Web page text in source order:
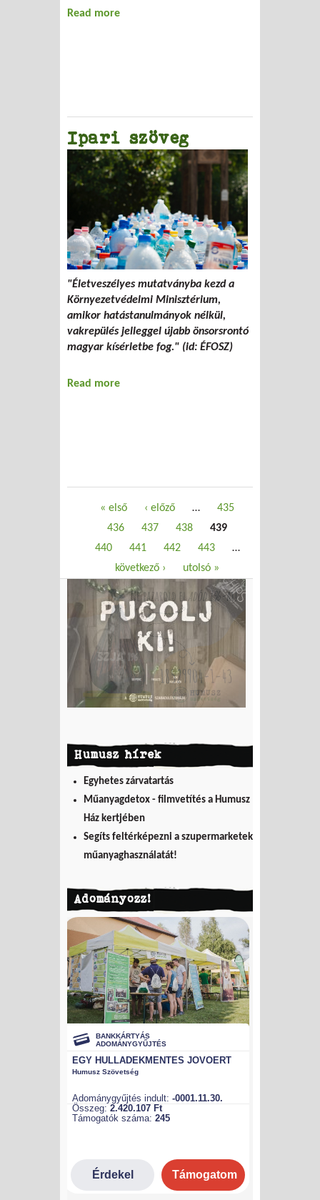
Read more
Ipari szöveg
"Életveszélyes mutatványba kezd a
Környezetvédelmi Minisztérium,
amikor hatástanulmányok nélkül,
vakrepülés jelleggel újabb önsorsrontó
magyar kísérletbe fog." (id: ÉFOSZ)
Read more
Oldalak« első ‹ előző …
435
436
437 438
439
440
441 442 443
…
következő ›
utolsó »
Humusz hírek
Egyhetes zárvatartás
Műanyagdetox - filmvetítés a Humusz
Ház kertjében
Segíts feltérképezni a szupermarketek
műanyaghasználatát!
Adományozz!